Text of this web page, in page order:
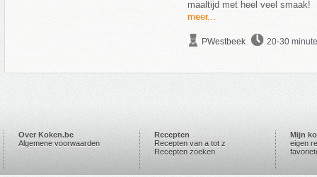
maaltijd met heel veel smaak!
meer...
PWestbeek 20-30
Over Koken.be
Algemene voorwaarden
Recepten
Recepten van a tot z
Recepten zoeken
Mijn
eigen